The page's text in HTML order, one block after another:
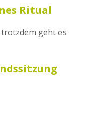
Ritual
geht es